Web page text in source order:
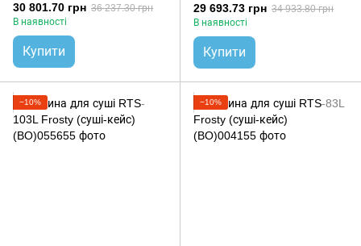
30 801.70 грн 36 237.30 грн
В наявності
Купити
29 693.73 грн 34 933.80 грн
В наявності
Купити
−10% −10%